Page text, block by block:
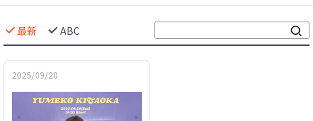
最新 ABC
2025/09/20